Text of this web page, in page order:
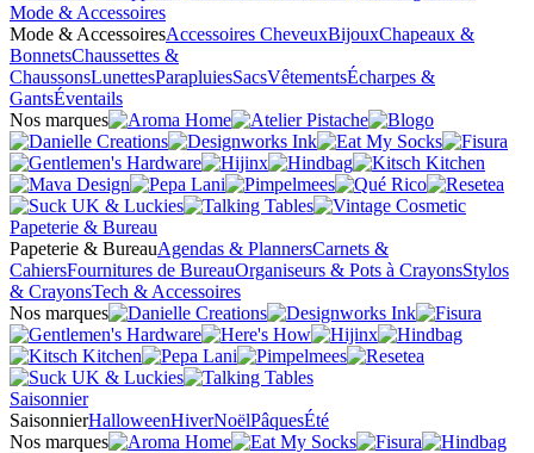
Mode & Accessoires
Mode & AccessoiresAccessoires CheveuxBijouxChapeaux &
BonnetsChaussettes &
ChaussonsLunettesParapluiesSacsVêtementsÉcharpes &
GantsÉventails
Nos marques
Papeterie & Bureau
Papeterie & BureauAgendas & PlannersCarnets &
CahiersFournitures de BureauOrganiseurs & Pots à CrayonsStylos
& CrayonsTech & Accessoires
Nos marques
Saisonnier
SaisonnierHalloweenHiverNoëlPâquesÉté
Nos marques